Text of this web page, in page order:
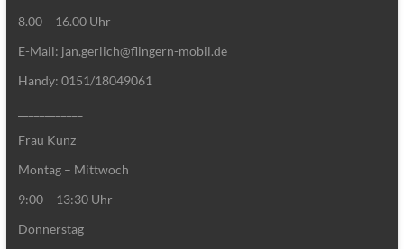
8.00 – 16.00 Uhr
E-Mail: jan.gerlich@flingern-mobil.de
Handy: 0151/18049061
Frau Kunz
Montag – Mittwoch
9:00 – 13:30 Uhr
Donnerstag